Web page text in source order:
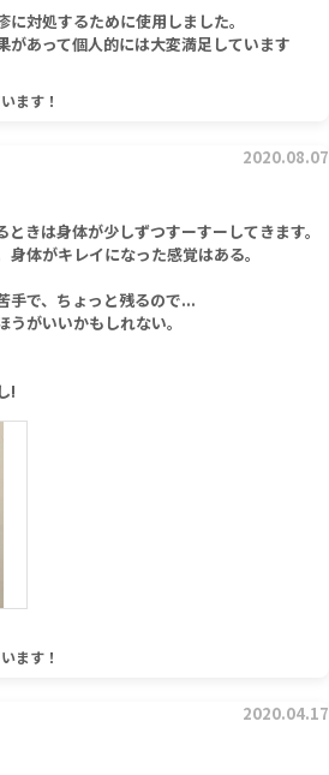
対処するために使用しました。
があって個人的には大変満足しています
ます！
2020.08.07
きは身体が少しずつすーすーしてきます。
体がキレイになった感覚はある。
手で、ちょっと残るので...
がいいかもしれない。
!
ます！
2020.04.17